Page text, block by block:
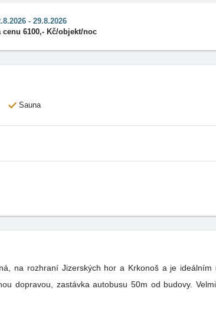
- 29.8.2026
6100,- Kč/objekt/noc
Sauna
na rozhraní Jizerských hor a Krkonoš a je
dopravou, zastávka autobusu 50m od budovy.